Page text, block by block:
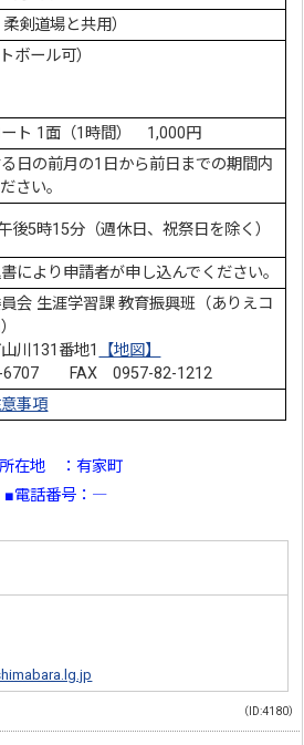
剣道場と共用）
ボール可）
ート 1面（1時間） 1,000円
日の前月の1日から前日までの期間内
さい。
後5時15分（週休日、祝祭日を除く）
により申請者が申し込んでください。
会 生涯学習課 教育振興班（ありえコ
川131番地1
【地図】
6707 FAX 0957-82-1212
事項
在地 ：有家町
■電話番号：―
（ID:4180）